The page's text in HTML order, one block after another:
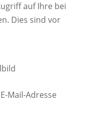
auf Ihre bei
Dies sind vor
Mail-Adresse